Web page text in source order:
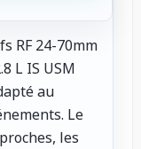
RF 24-70mm
L IS USM
au
Le
les